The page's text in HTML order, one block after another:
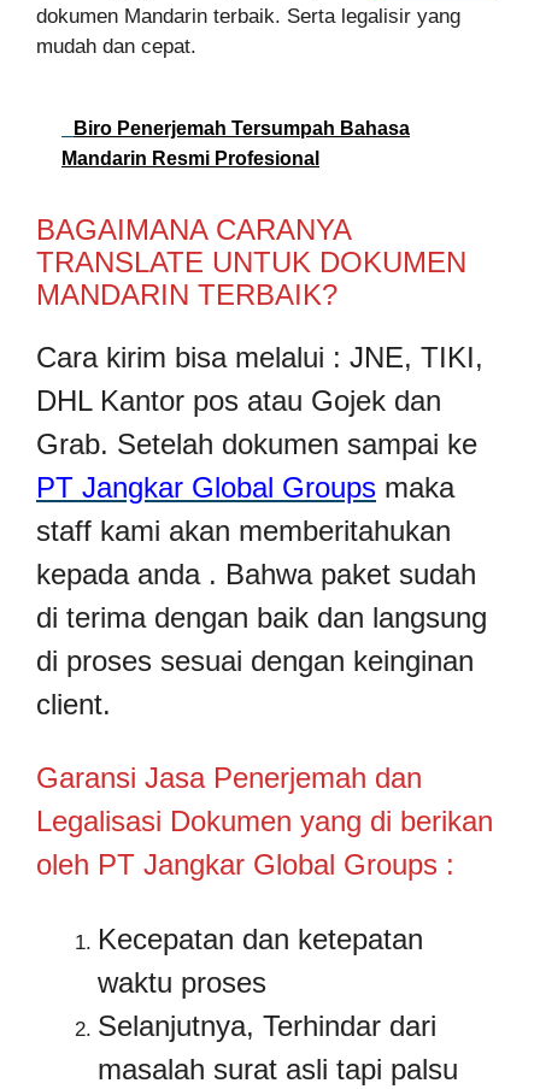
dokumen Mandarin terbaik. Serta legalisir yang
mudah dan cepat.
Biro Penerjemah Tersumpah Bahasa
Mandarin Resmi Profesional
BAGAIMANA CARANYA
TRANSLATE UNTUK DOKUMEN
MANDARIN TERBAIK?
Cara kirim bisa melalui : JNE, TIKI,
DHL Kantor pos atau Gojek dan
Grab. Setelah dokumen sampai ke
PT Jangkar Global Groups maka
staff kami akan memberitahukan
kepada anda . Bahwa paket sudah
di terima dengan baik dan langsung
di proses sesuai dengan keinginan
client.
Garansi Jasa Penerjemah dan
Legalisasi Dokumen yang di berikan
oleh PT Jangkar Global Groups :
Kecepatan dan ketepatan
waktu proses
Selanjutnya, Terhindar dari
masalah surat asli tapi palsu